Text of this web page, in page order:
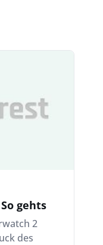
gehts
2
des